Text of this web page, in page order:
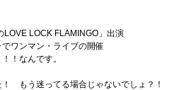
LOCK FLAMINGO」出演
ワンマン・ライブの開催
！なんです。
もう迷ってる場合じゃないでしょ？！